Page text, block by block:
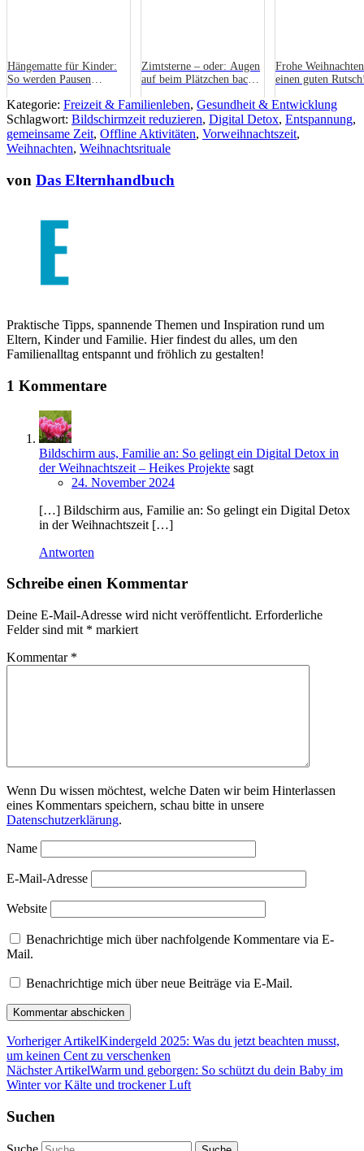
Hängematte für Kinder:
So werden Pausen
Zimtsterne – oder: Augen
auf beim Plätzchen backen
Frohe
einen guten
Kategorie: Freizeit & Familienleben, Gesundheit & Entwicklung
Schlagwort: Bildschirmzeit reduzieren, Digital Detox, Entspannung,
gemeinsame Zeit, Offline Aktivitäten, Vorweihnachtszeit,
Weihnachten, Weihnachtsrituale
von Das Elternhandbuch
Praktische Tipps, spannende Themen und Inspiration rund um
Eltern, Kinder und Familie. Hier findest du alles, um den
Familienalltag entspannt und fröhlich zu gestalten!
1 Kommentare
Bildschirm aus, Familie an: So gelingt ein Digital Detox in
der Weihnachtszeit – Heikes Projekte sagt
24. November 2024
[…] Bildschirm aus, Familie an: So gelingt ein Digital Detox
in der Weihnachtszeit […]
Antworten
Schreibe einen Kommentar
Deine E-Mail-Adresse wird nicht veröffentlicht. Erforderliche
Felder sind mit * markiert
Kommentar *
Wenn Du wissen möchtest, welche Daten wir beim Hinterlassen
eines Kommentars speichern, schau bitte in unsere
Datenschutzerklärung.
Name
E-Mail-Adresse
Website
Benachrichtige mich über nachfolgende Kommentare via E-
Mail.
Benachrichtige mich über neue Beiträge via E-Mail.
Vorheriger ArtikelKindergeld 2025: Was du jetzt beachten musst,
um keinen Cent zu verschenken
Nächster ArtikelWarm und geborgen: So schützt du dein Baby im
Winter vor Kälte und trockener Luft
Suchen